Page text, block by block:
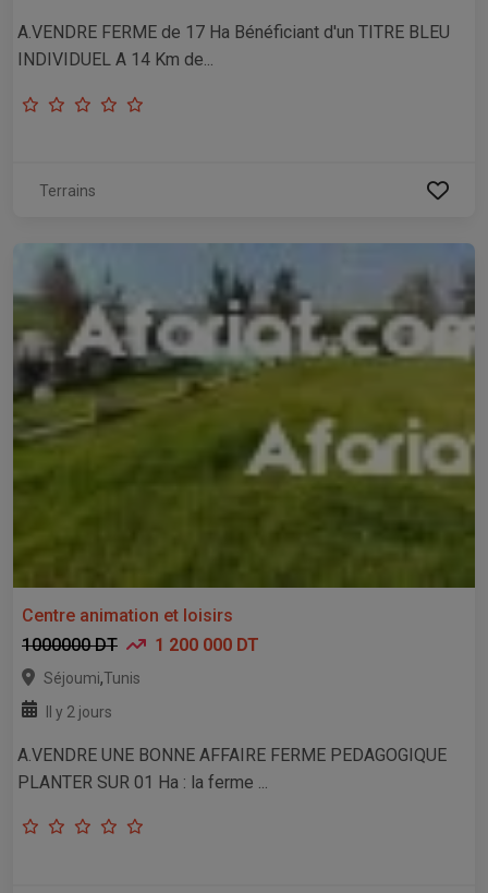
A.VENDRE FERME de 17 Ha Bénéficiant d'un TITRE BLEU
INDIVIDUEL A 14 Km de...
Terrains
Centre animation et loisirs
1000000 DT
1 200 000 DT
Séjoumi,Tunis
Il y 2 jours
A.VENDRE UNE BONNE AFFAIRE FERME PEDAGOGIQUE
PLANTER SUR 01 Ha : la ferme ...